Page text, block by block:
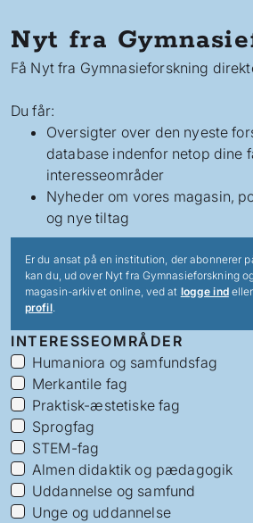
Nyt fra
Få Nyt fra Gymnasieforskning
Du får:
Oversigter over den nyeste
database indenfor netop dine
interesseområder
Nyheder om vores magasin,
og nye tiltag
Er du ansat på en institution, der abonnerer
kan du, ud over Nyt fra Gymnasieforskning
magasin-arkivet online, ved at logge indeller
profil.
INTERESSEOMRÅDER
Humaniora og samfundsfag
Merkantile fag
Praktisk-æstetiske fag
Sprogfag
STEM-fag
Almen didaktik og pædagogik
Uddannelse og samfund
Unge og uddannelse